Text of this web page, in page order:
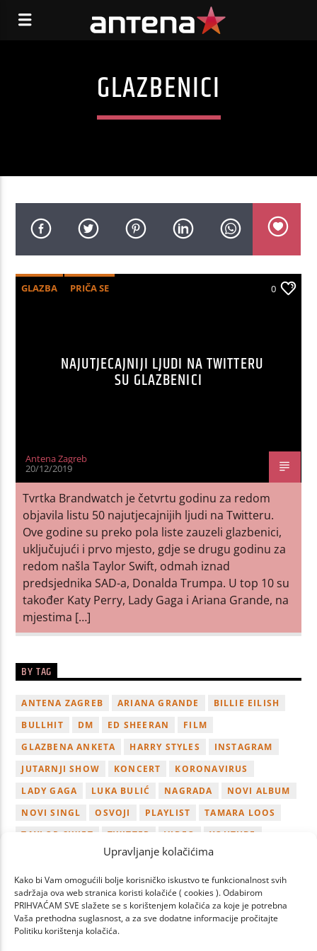
Upravljanje kolačićima
Kako bi Vam omogućili bolje korisničko iskustvo te funkcionalnost svih
sadržaja ova web stranica koristi kolačiće ( cookies ). Odabirom
PRIHVAĆAM SVE slažete se s korištenjem kolačića za koje je potrebna
Vaša prethodna suglasnost, a za sve dodatne informacije pročitajte
Politiku korištenja kolačića.
GLAZBENICI
GLAZBA PRIČA SE 0
NAJUTJECAJNIJI LJUDI NA TWITTERU
SU GLAZBENICI
Antena Zagreb
20/12/2019
Tvrtka Brandwatch je četvrtu godinu za redom
objavila listu 50 najutjecajnijih ljudi na Twitteru.
Ove godine su preko pola liste zauzeli glazbenici,
uključujući i prvo mjesto, gdje se drugu godinu za
redom našla Taylor Swift, odmah iznad
predsjednika SAD-a, Donalda Trumpa. U top 10 su
također Katy Perry, Lady Gaga i Ariana Grande, na
mjestima […]
BY TAG
ANTENA ZAGREB ARIANA GRANDE
BILLIE EILISH
BULLHIT
DM ED SHEERAN
FILM
GLAZBENA ANKETA
HARRY STYLES
INSTAGRAM
JUTARNJI SHOW
KONCERT
KORONAVIRUS
LADY GAGA
LUKA BULIĆ NAGRADA
NOVI ALBUM
NOVI SINGL
OSVOJI PLAYLIST
TAMARA LOOS
TAYLOR SWIFT
TWITTER VIDEO
YOUTUBE